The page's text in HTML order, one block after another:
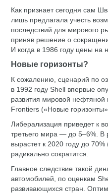
Как признает сегодня сам
лишь предлагала учесть
последствий для мирового
приняв решение о
И когда в 1986 году цены на
Новые горизонты?
К сожалению, сценарий по
в 1992 году Shell впервые
развития мировой нефтяной
Frontiers («Новые
Либерализация приведет к
третьего мира — до 5–6%. В
вырастет к 2020 году до
радикально сократится.
Главное следствие такой
автомобилей, по оценкам
развивающихся стран.